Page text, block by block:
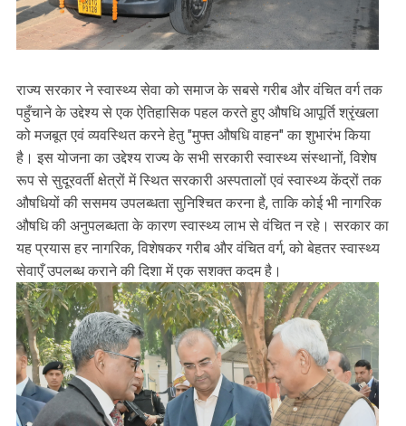
राज्य सरकार ने स्वास्थ्य सेवा को समाज के सबसे गरीब और वंचित वर्ग तक
पहुँचाने के उद्देश्य से एक ऐतिहासिक पहल करते हुए औषधि आपूर्ति श्रृंखला
को मजबूत एवं व्यवस्थित करने हेतु "मुफ्त औषधि वाहन" का शुभारंभ किया
है। इस योजना का उद्देश्य राज्य के सभी सरकारी स्वास्थ्य संस्थानों, विशेष
रूप से सुदूरवर्ती क्षेत्रों में स्थित सरकारी अस्पतालों एवं स्वास्थ्य केंद्रों तक
औषधियों की ससमय उपलब्धता सुनिश्चित करना है, ताकि कोई भी नागरिक
औषधि की अनुपलब्धता के कारण स्वास्थ्य लाभ से वंचित न रहे। सरकार का
यह प्रयास हर नागरिक, विशेषकर गरीब और वंचित वर्ग, को बेहतर स्वास्थ्य
सेवाएँ उपलब्ध कराने की दिशा में एक सशक्त कदम है।